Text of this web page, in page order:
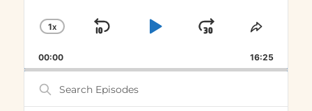
CHANGE
RATE
1X
SKIP
PLAYJUMP
FORWARD
SHARE
00:00 16:25
Search
Episodes